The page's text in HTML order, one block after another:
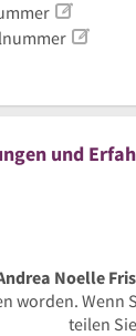
und
Noelle
worden. Wenn
teilen